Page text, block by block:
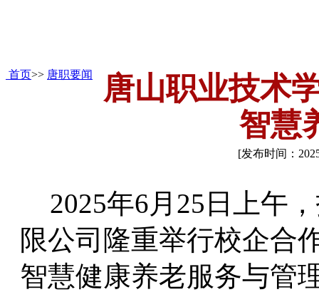
首页>> 唐职要闻
唐山职业技术
智慧
[发布时间：
2025年6月25日上午
限公司隆重举行校企合
智慧健康养老服务与管